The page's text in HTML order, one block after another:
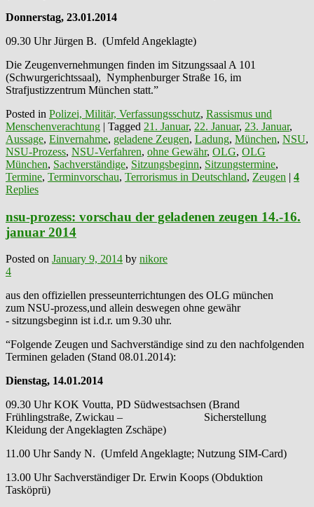
Donnerstag, 23.01.2014
09.30 Uhr Jürgen B. (Umfeld Angeklagte)
Die Zeugenvernehmungen finden im Sitzungssaal A 101
(Schwurgerichtssaal), Nymphenburger Straße 16, im
Strafjustizzentrum München statt.”
Posted in Polizei, Militär, Verfassungsschutz, Rassismus und
Menschenverachtung | Tagged 21. Januar, 22. Januar, 23. Januar,
Aussage, Einvernahme, geladene Zeugen, Ladung, München, NSU,
NSU-Prozess, NSU-Verfahren, ohne Gewähr, OLG, OLG
München, Sachverständige, Sitzungsbeginn, Sitzungstermine,
Termine, Terminvorschau, Terrorismus in Deutschland, Zeugen | 4
Replies
nsu-prozess: vorschau der geladenen zeugen 14.-16.
januar 2014
Posted on January 9, 2014 by nikore
4
aus den offiziellen presseunterrichtungen des OLG münchen
zum NSU-prozess,und allein deswegen ohne gewähr
- sitzungsbeginn ist i.d.r. um 9.30 uhr.
“Folgende Zeugen und Sachverständige sind zu den nachfolgenden
Terminen geladen (Stand 08.01.2014):
Dienstag, 14.01.2014
09.30 Uhr KOK Voutta, PD Südwestsachsen (Brand
Frühlingstraße, Zwickau – Sicherstellung
Kleidung der Angeklagten Zschäpe)
11.00 Uhr Sandy N. (Umfeld Angeklagte; Nutzung SIM-Card)
13.00 Uhr Sachverständiger Dr. Erwin Koops (Obduktion
Tasköprü)